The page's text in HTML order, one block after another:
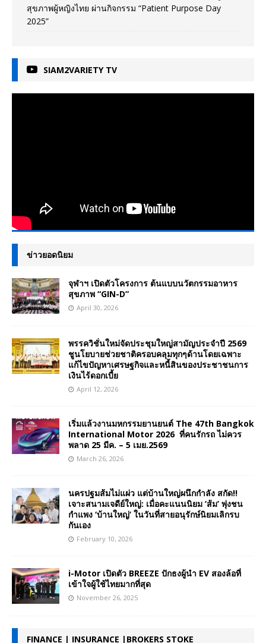
สุขภาพผู้หญิงไทย ผ่านกิจกรรม “Patient Purpose Day
2025”
SIAM2VARIETY TV
ข่าวยอดนิยม
จุฬาฯ เปิดตัวโครงการ ต้นแบบนวัตกรรมอาหาร
สุขภาพ “GIN-D”
April 30, 2026
พรรควิชั่นใหม่จัดประชุมใหญ่สามัญประจำปี 2569
ชูนโยบายช่วยชาติครอบคลุมทุกๆด้านโดยเฉพาะ
แก้ไขปัญหาเศรษฐกิจและหนี้สินของประชาชนการ
เงินไร้ดอกเบี้ย
April 12, 2026
เริ่มแล้วงานมหกรรมยานยนต์ The 47th Bangkok
International Motor 2026 ที่คนรักรถ ไม่ควร
พลาด 25 มีค. – 5 เมย.2569
March 26, 2026
นครปฐมส้มไม่แผ่ว แต่บ้านใหญ่ผนึกกำลัง สกัด!!
เจาะสนามเจดีย์ใหญ่: เมื่อคะแนนนิยม ‘ส้ม’ พุ่งชน
กำแพง ‘บ้านใหญ่’ ในวันที่สายอนุรักษ์นิยมเลิกรบ
กันเอง
February 10, 2026
i-Motor เปิดตัว BREEZE ปักธงผู้นำ EV สองล้อที่
เข้าใจผู้ใช้ไทยมากที่สุด
November 26, 2025
FINANCE | INSURANCE |BROKERS STOKE